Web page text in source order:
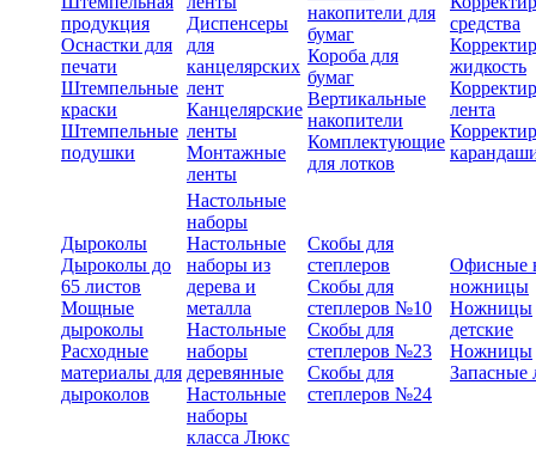
продукция
Оснастки для
печати
Штемпельные
краски
Штемпельные
подушки
Диспенсеры
для
канцелярских
лент
Канцелярские
ленты
Монтажные
ленты
накопители для
бумаг
Короба для
бумаг
Вертикальные
накопители
Комплектующие
для лотков
средства
жидкость
лента
Дыроколы
Дыроколы до
65 листов
Мощные
дыроколы
Расходные
материалы для
дыроколов
Настольные
наборы
Настольные
наборы из
дерева и
металла
Настольные
наборы
деревянные
Настольные
наборы
класса Люкс
Скобы для
степлеров
Скобы для
степлеров №10
Скобы для
степлеров №23
Скобы для
степлеров №24
Офисные
ножницы
Ножницы
детские
Ножницы
Запасные